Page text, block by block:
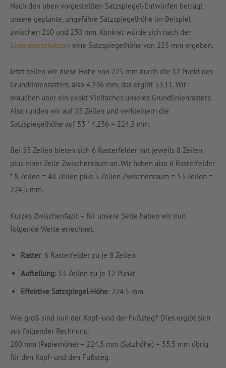
Nach den oben vorgestellten Satzspiegel-Entwürfen beträgt
unsere geplante, ungefähre Satzspiegelhöhe im Beispiel
zwischen 210 und 230 mm. Konkret würde sich nach der
Linienkonstruktion eine Satzspiegelhöhe von 225 mm ergeben.
Jetzt teilen wir diese Höhe von 225 mm durch die 12 Punkt des
Grundlinienrasters, also 4,236 mm, das ergibt 53,11. Wir
brauchen aber ein exakt Vielfaches unseres Grundlinienrasters.
Also runden wir auf 53 Zeilen und verkleinern die
Satzspiegelhöhe auf 53 * 4,236 = 224,5 mm.
Bei 53 Zeilen bieten sich 6 Rasterfelder mit jeweils 8 Zeilen
plus einer Zeile Zwischenraum an. Wir haben also 6 Rasterfelder
* 8 Zeilen = 48 Zeilen plus 5 Zeilen Zwischenraum = 53 Zeilen =
224,5 mm.
Kurzes Zwischenfazit – für unsere Seite haben wir nun
folgende Werte errechnet:
Raster: 6 Rasterfelder zu je 8 Zeilen
Aufteilung: 53 Zeilen zu je 12 Punkt
Effektive Satzspiegel-Höhe: 224,5 mm
Wie groß sind nun der Kopf- und der Fußsteg? Dies ergibt sich
aus folgender Rechnung:
280 mm (Papierhöhe) – 224,5 mm (Satzhöhe) = 55,5 mm übrig
für den Kopf- und den Fußsteg.